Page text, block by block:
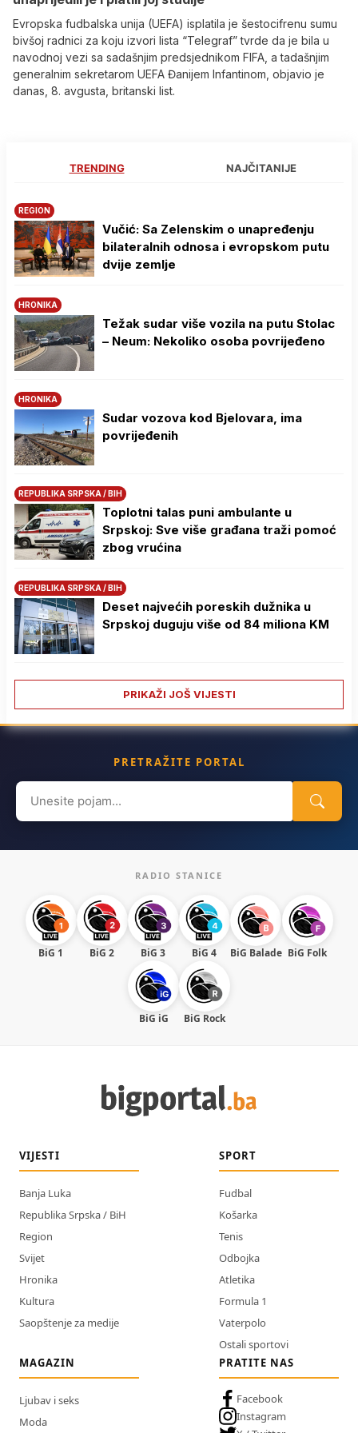
Evropska fudbalska unija (UEFA) isplatila je šestocifrenu sumu
bivšoj radnici za koju izvori lista “Telegraf” tvrde da je bila u
navodnoj vezi sa sadašnjim predsjednikom FIFA, a tadašnjim
generalnim sekretarom UEFA Đanijem Infantinom, objavio je
danas, 8. avgusta, britanski list.
TRENDING NAJČITANIJE
REGION
Vučić: Sa Zelenskim o unapređenju
bilateralnih odnosa i evropskom putu
dvije zemlje
HRONIKA
Težak sudar više vozila na putu Stolac
– Neum: Nekoliko osoba povrijeđeno
HRONIKA
Sudar vozova kod Bjelovara, ima
povrijeđenih
REPUBLIKA SRPSKA / BIH
Toplotni talas puni ambulante u
Srpskoj: Sve više građana traži pomoć
zbog vrućina
REPUBLIKA SRPSKA / BIH
Deset najvećih poreskih dužnika u
Srpskoj duguju više od 84 miliona KM
PRIKAŽI JOŠ VIJESTI
PRETRAŽITE PORTAL
Search
for:
RADIO STANICE
BiG 1 BiG 2 BiG 3 BiG 4 BiG Balade BiG Folk
BiG iG BiG Rock
VIJESTI
Banja Luka
Republika Srpska / BiH
Region
Svijet
Hronika
Kultura
Saopštenje za medije
SPORT
Fudbal
Košarka
Tenis
Odbojka
Atletika
Formula 1
Vaterpolo
Ostali sportovi
MAGAZIN
Ljubav i seks
Moda
PRATITE NAS
Facebook
Instagram